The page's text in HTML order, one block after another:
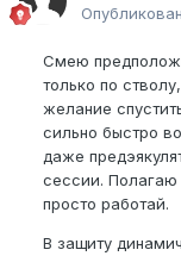
Смею
только по
желание
сильно быстро
даже
сессии. Полагаю
просто работай.
В защиту